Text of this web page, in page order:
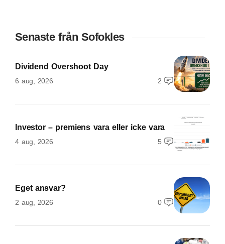
Senaste från Sofokles
Dividend Overshoot Day
6 aug, 2026 2
Investor – premiens vara eller icke vara
4 aug, 2026 5
Eget ansvar?
2 aug, 2026 0